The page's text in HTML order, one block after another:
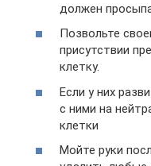
должен
Позвольте
присутствии
клетку.
Если у них
с ними на
клетки
Мойте руки